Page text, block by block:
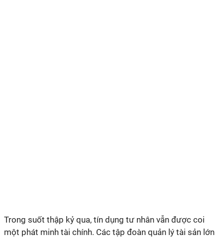
Trong suốt thập kỷ qua, tín dụng tư nhân vẫn được coi
một phát minh tài chính. Các tập đoàn quản lý tài sản lớn